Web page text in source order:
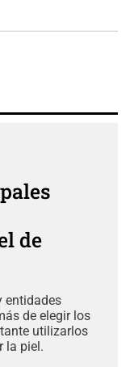
de
entidades
de elegir los
utilizarlos
la piel.